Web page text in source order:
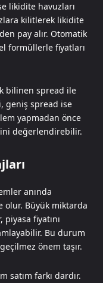
likidite havuzları
kilitlerek likidite
pay alır. Otomatik
formüllerle fiyatları
bilinen spread ile
geniş spread ise
yapmadan önce
değerlendirebilir.
anında
olur. Büyük miktarda
piyasa fiyatını
Bu durum
önem taşır.
satım farkı dardır.